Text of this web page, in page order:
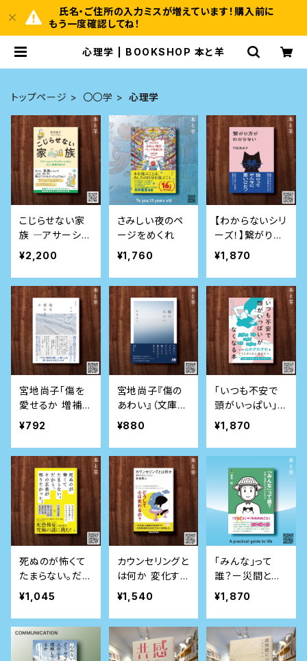
氏名・ご住所の入力ミスが増えています！購入前に
もう一度確認してね！
心理学 | BOOKSHOP 本と羊
トップページ 〇〇学 心理学
こじらせない家
族 ―アサーショ
ンとバウンダリー
から学ぶ正しい
距離の保ち方
¥2,200
さみしい夜のペ
ージをめくれ
¥1,760
【わからないシリ
ーズ！】繋がり方
がわからない
¥1,870
宮地尚子「傷を
愛せるか 増補新
版」（文庫本）
¥792
宮地尚子『傷の
あわい』（文庫
本）
¥880
「いつも不安で
頭がいっぱい」が
なくなる本
¥1,870
死ぬのが怖くて
たまらない。だか
ら、その正体が
知りたかった。
¥1,045
カウンセリングと
は何か 変化する
ということ (講談
社現代新書)
¥1,540
「みんな」って
誰？ー災間と過
疎をのびのび生
きる (教養みら
い選書 009)
¥1,870